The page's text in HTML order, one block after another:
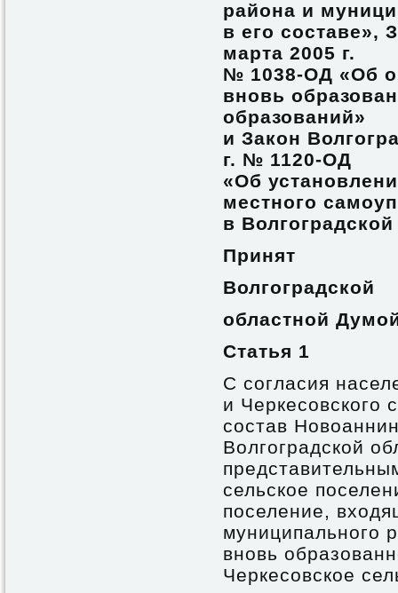
района и
в его составе»,
марта 2005 г.
№ 1038-ОД «Об
вновь
образований»
и Закон
г. № 1120-ОД
«Об
местного
в
Принят
Волгоградской
областной
Статья 1
С согласия
и Черкесовского
состав
Волгоградской
сельское
поселение,
муниципального
вновь
Черкесовское